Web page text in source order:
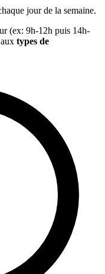
jour de la semaine.
(ex: 9h-12h puis 14h-
types de